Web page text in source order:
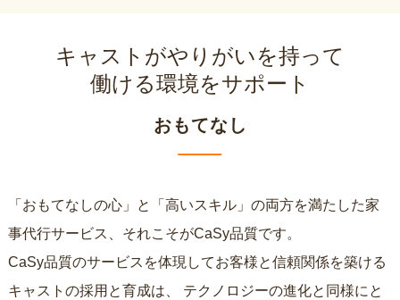
キャストがやりがいを持って
働ける環境をサポート
おもてなし
「おもてなしの心」と「高いスキル」の両方を満たした家
事代行サービス、それこそがCaSy品質です。
CaSy品質のサービスを体現してお客様と信頼関係を築ける
キャストの採用と育成は、